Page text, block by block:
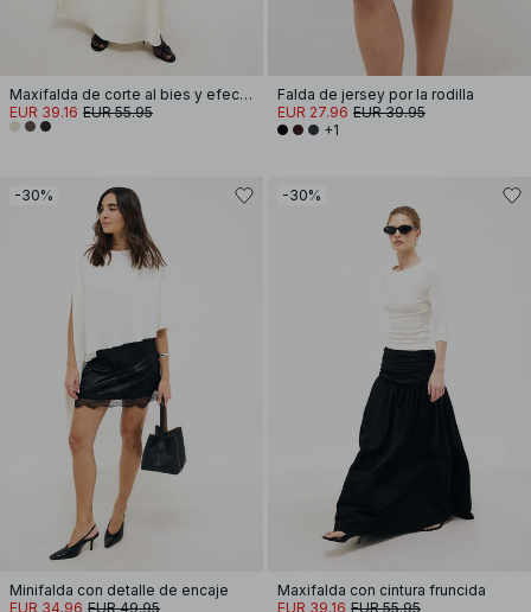
Maxifalda de corte al bies y efecto arrugado
EUR 39.16 EUR 55.95
Falda de jersey por la rodilla
EUR 27.96 EUR 39.95
+1
-30%
Minifalda con detalle de encaje
EUR 34.96 EUR 49.95
-30%
Maxifalda con cintura fruncida
EUR 39.16 EUR 55.95